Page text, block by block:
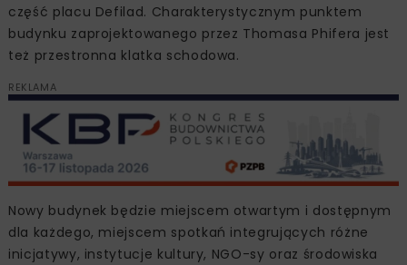
część placu Defilad. Charakterystycznym punktem
budynku zaprojektowanego przez Thomasa Phifera jest
też przestronna klatka schodowa.
REKLAMA
Nowy budynek będzie miejscem otwartym i dostępnym
dla każdego, miejscem spotkań integrujących różne
inicjatywy, instytucje kultury, NGO-sy oraz środowiska